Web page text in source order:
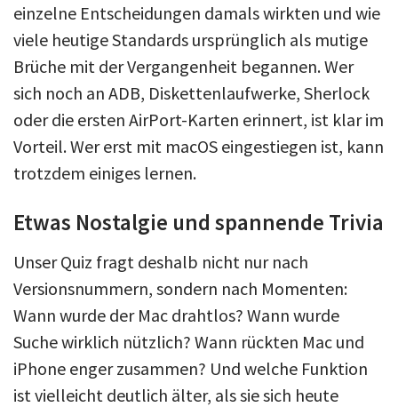
einzelne Entscheidungen damals wirkten und wie
viele heutige Standards ursprünglich als mutige
Brüche mit der Vergangenheit begannen. Wer
sich noch an ADB, Diskettenlaufwerke, Sherlock
oder die ersten AirPort-Karten erinnert, ist klar im
Vorteil. Wer erst mit macOS eingestiegen ist, kann
trotzdem einiges lernen.
Etwas Nostalgie und spannende Trivia
Unser Quiz fragt deshalb nicht nur nach
Versionsnummern, sondern nach Momenten:
Wann wurde der Mac drahtlos? Wann wurde
Suche wirklich nützlich? Wann rückten Mac und
iPhone enger zusammen? Und welche Funktion
ist vielleicht deutlich älter, als sie sich heute